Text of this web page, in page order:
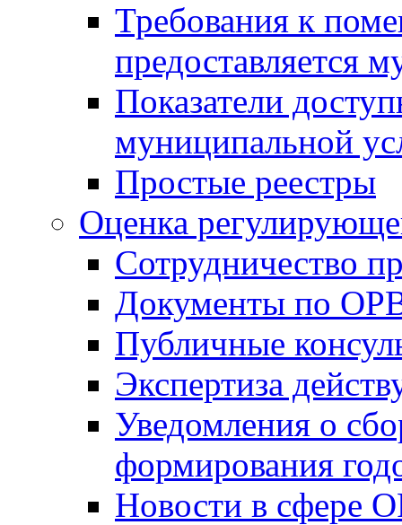
Требования к
предоставляется
Показатели
муниципальной
Простые реестры
Оценка
Сотрудничество
Документы по
Публичные
Экспертиза
Уведомления о
формирования
Новости в сфере